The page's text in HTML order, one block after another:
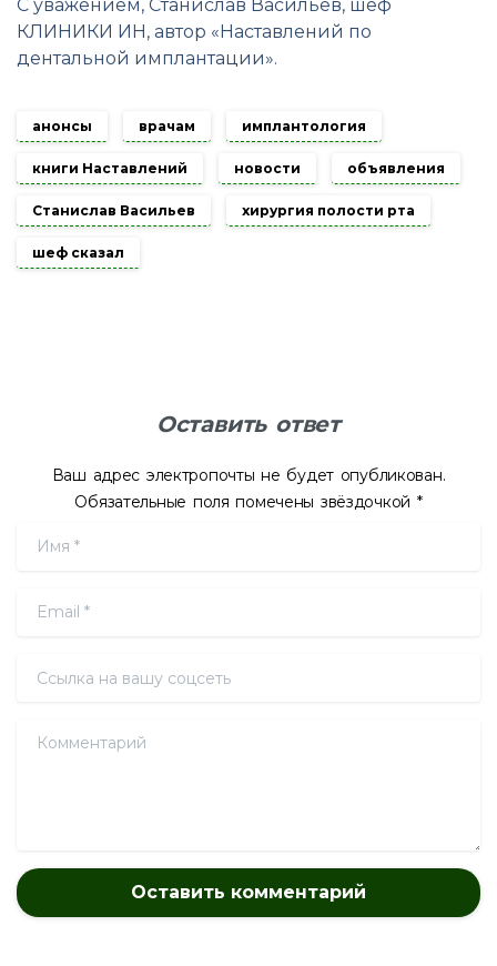
С уважением, Станислав Васильев, шеф
КЛИНИКИ ИН, автор «Наставлений по
дентальной имплантации».
анонсы врачам имплантология
книги Наставлений новости объявления
Станислав Васильев хирургия полости рта
шеф сказал
Оставить ответ
Ваш адрес электропочты не будет опубликован.
Обязательные поля помечены звёздочкой *
Email
Комментарий